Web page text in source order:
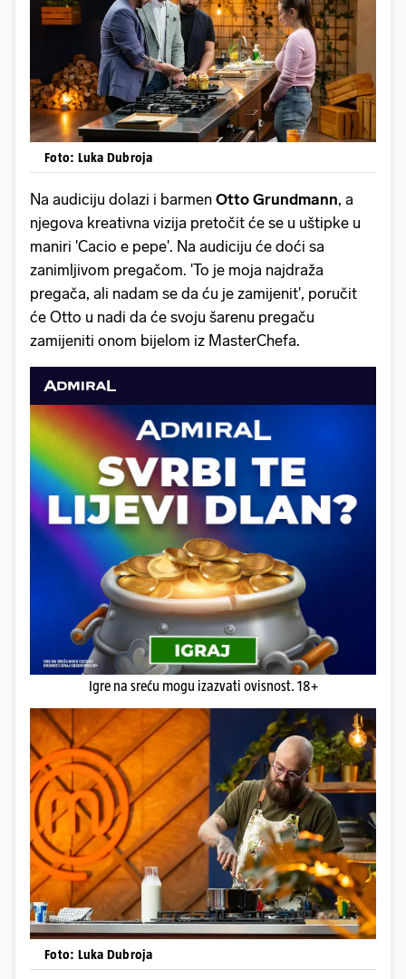
Foto: Luka Dubroja
Na audiciju dolazi i barmen Otto Grundmann, a
njegova kreativna vizija pretočit će se u uštipke u
maniri 'Cacio e pepe'. Na audiciju će doći sa
zanimljivom pregačom. 'To je moja najdraža
pregača, ali nadam se da ću je zamijenit', poručit
će Otto u nadi da će svoju šarenu pregaču
zamijeniti onom bijelom iz MasterChefa.
Igre na sreću mogu izazvati ovisnost. 18+
Foto: Luka Dubroja